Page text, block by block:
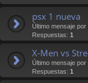
psx 1 nueva
Último mensaje por
Respuestas: 1
X-Men vs
Último mensaje por
Respuestas: 1